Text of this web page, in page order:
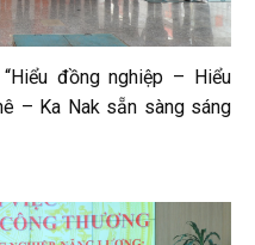
đồng nghiệp – Hiểu
– Ka Nak sẵn sàng sáng